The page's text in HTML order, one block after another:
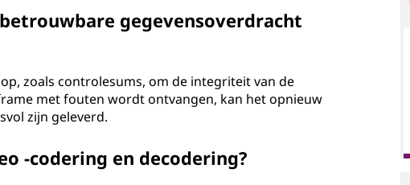
gegevensoverdracht
zoals controlesums, om de integriteit van de
met fouten wordt ontvangen, kan het opnieuw
zijn geleverd.
-codering en decodering?